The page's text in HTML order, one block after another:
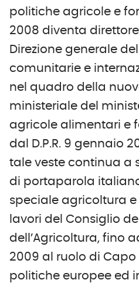
politiche agricole e
2008 diventa
Direzione generale
comunitarie e
nel quadro della
ministeriale del
agricole alimentari e
dal D.P.R. 9 gennaio
tale veste continua a
di portaparola
speciale agricoltura
lavori del Consiglio
dell’Agricoltura, fino
2009 al ruolo di
politiche europee ed